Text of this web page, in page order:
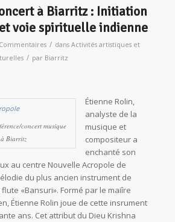
à Biarritz : Initiation
voie spirituelle indienne
/ dans Activités artistiques et
/ par Biarritz
concert musique
Biarritz
Étienne Rolin,
analyste de la
musique et
compositeur a
enchanté son
au centre Nouvelle Acropole de
du plus ancien instrument de
«Bansuri». Formé par le maiîre
Étienne Rolin joue de cette insrument
ans. Cet attribut du Dieu Krishna